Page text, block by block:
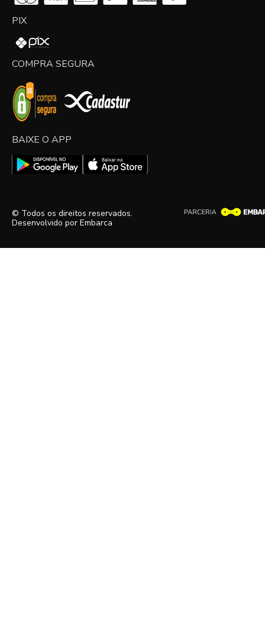
PIX
COMPRA SEGURA
BAIXE O APP
© Todos os direitos reservados.
Desenvolvido por Embarca